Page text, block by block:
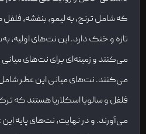
که شامل ترنج، به لیمو، بنفشه،
تازه و خنک دارد. این نت‌های اولیه،
می‌کنند و زمینه‌ای برای نت‌های میانی
می‌کنند. نت‌های میانی این عطر شامل
فلفل و سالویا اسکلاریا هستند که
می‌آورند. و در نهایت، نت‌های پایه این